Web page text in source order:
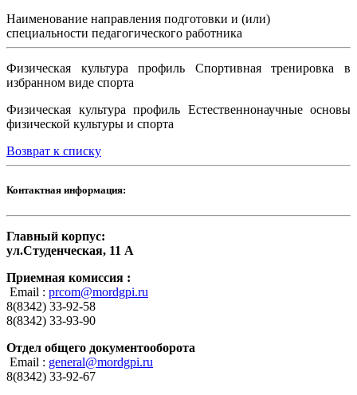
Наименование направления подготовки и (или)
специальности педагогического работника
Физическая культура профиль Спортивная тренировка в
избранном виде спорта
Физическая культура профиль Естественнонаучные основы
физической культуры и спорта
Возврат к списку
Контактная информация:
Главный корпус:
ул.Студенческая, 11 А
Приемная комиссия :
Email : prcom@mordgpi.ru
8(8342) 33-92-58
8(8342) 33-93-90
Отдел общего документооборота
Email : general@mordgpi.ru
8(8342) 33-92-67